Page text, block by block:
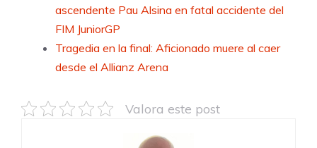
ascendente Pau Alsina en fatal accidente del
FIM JuniorGP
Tragedia en la final: Aficionado muere al caer
desde el Allianz Arena
Valora este post